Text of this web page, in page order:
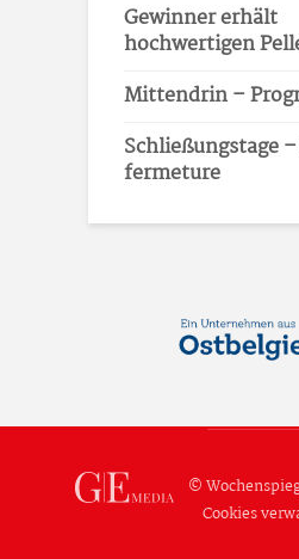
Gewinner erhält
hochwertigen
Mittendrin –
Schließungstage
fermeture
©
Cookies